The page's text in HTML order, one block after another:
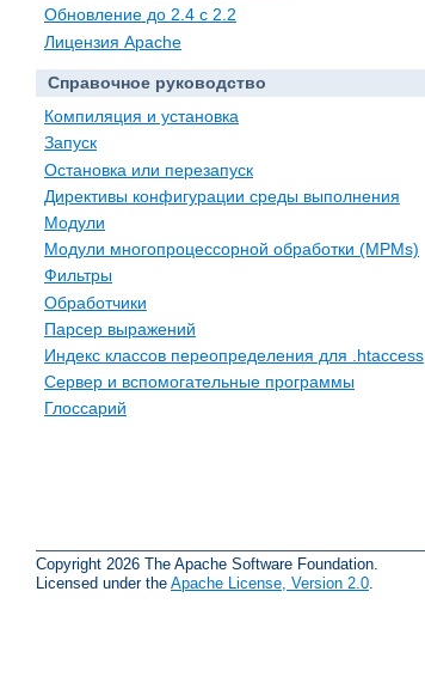
Обновление до 2.4 с 2.2
Лицензия Apache
Справочное руководство
Компиляция и установка
Запуск
Остановка или перезапуск
Директивы конфигурации среды выполнения
Модули
Модули многопроцессорной обработки (MPMs)
Фильтры
Обработчики
Парсер выражений
Индекс классов переопределения для .htaccess
Сервер и вспомогательные программы
Глоссарий
Copyright 2026 The Apache Software Foundation.
Licensed under the Apache License, Version 2.0